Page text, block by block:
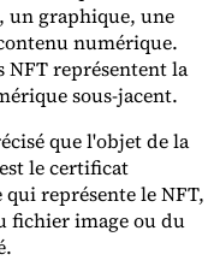
expert
un graphique, une
numérique.
NFT représentent la
sous-jacent.
que l'objet de la
le certificat
représente le NFT,
fichier image ou du